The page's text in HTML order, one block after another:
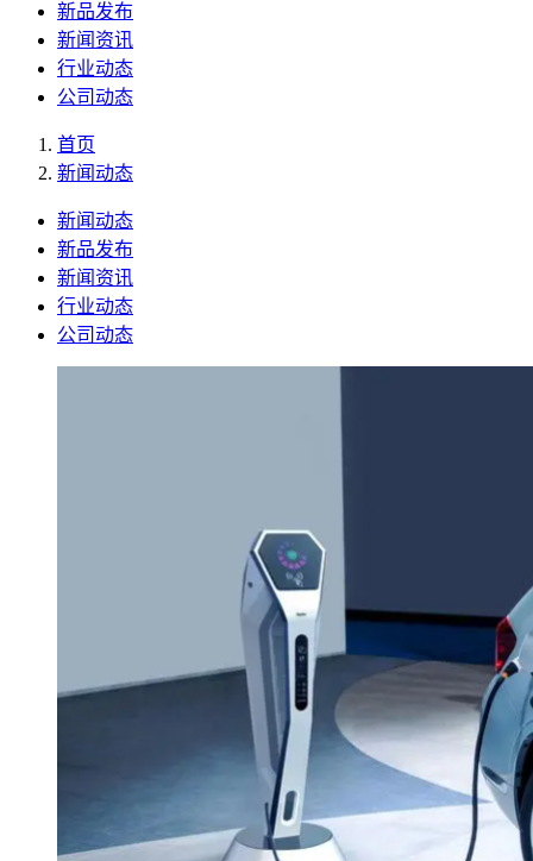
新品发布
新闻资讯
行业动态
公司动态
首页
新闻动态
新闻动态
新品发布
新闻资讯
行业动态
公司动态